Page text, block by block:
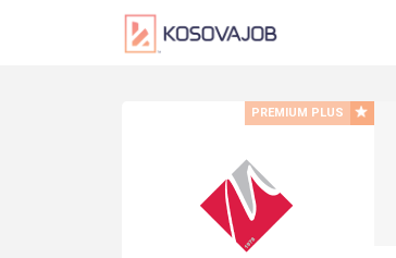
PREMIUM PLUS